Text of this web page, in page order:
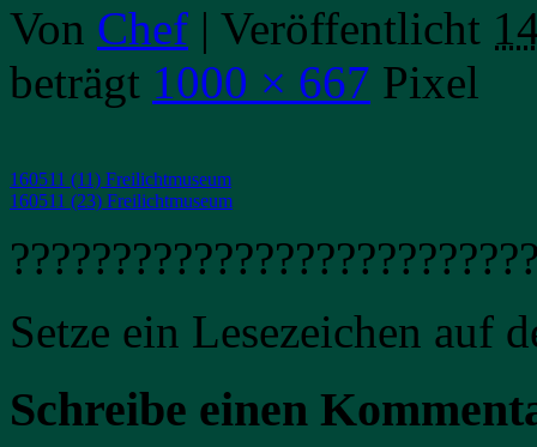
Von Chef | Veröffentlicht
beträgt 1000 × 667 Pixel
160511 (11) Freilichtmuseum
160511 (23) Freilichtmuseum
Setze ein Lesezeichen auf
Schreibe einen